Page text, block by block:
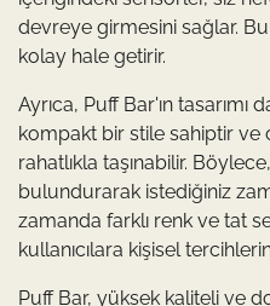
devreye girmesini sağlar.
kolay hale getirir.
Ayrıca, Puff Bar'ın tasarımı
kompakt bir stile sahiptir
rahatlıkla taşınabilir.
bulundurarak istediğiniz
zamanda farklı renk ve tat
kullanıcılara kişisel
Puff Bar, yüksek kaliteli ve